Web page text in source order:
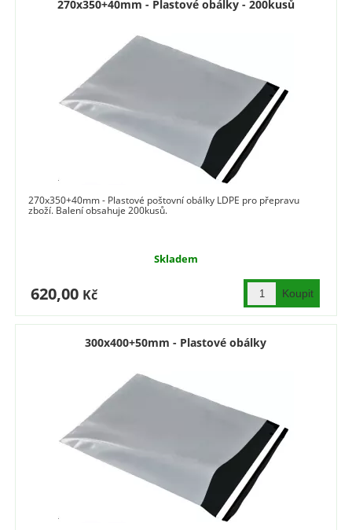
270x350+40mm - Plastové obálky - 200kusů
270x350+40mm - Plastové poštovní obálky LDPE pro přepravu
zboží. Balení obsahuje 200kusů.
Skladem
620,00 Kč
300x400+50mm - Plastové obálky